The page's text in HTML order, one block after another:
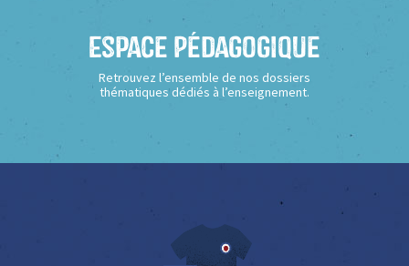
Espace Pédagogique
Retrouvez l’ensemble de nos dossiers
thématiques dédiés à l’enseignement.